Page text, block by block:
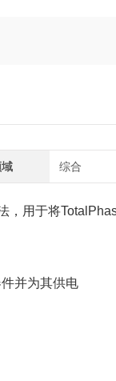
综合
，用于将
并为其供电